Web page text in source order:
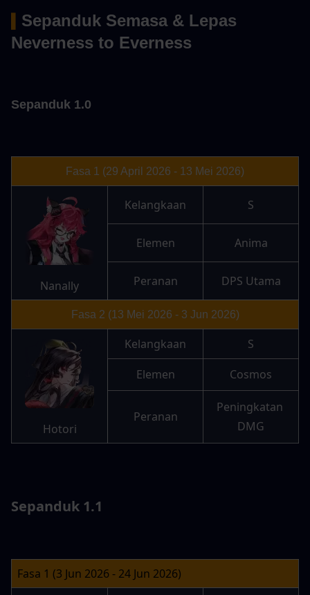
Sepanduk Semasa & Lepas
Neverness to Everness
Sepanduk 1.0
Fasa 1 (29 April 2026 - 13 Mei 2026)
Nanally
Kelangkaan S
Elemen Anima
Peranan DPS Utama
Fasa 2 (13 Mei 2026 - 3 Jun 2026)
Hotori
Kelangkaan
S
Elemen
Cosmos
Peranan
Peningkatan
DMG
Sepanduk 1.1
Fasa 1 (3 Jun 2026 - 24 Jun 2026)